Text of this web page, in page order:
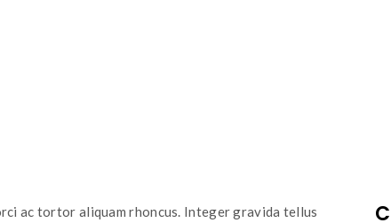
ac tortor aliquam rhoncus. Integer gravida tellus